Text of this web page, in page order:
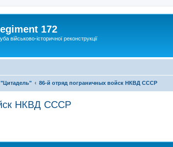
172
військово-історичної реконструкції
86-й отряд пограничных войск НКВД СССР
НКВД СССР